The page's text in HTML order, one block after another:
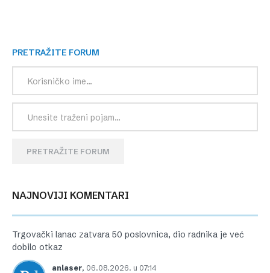
PRETRAŽITE FORUM
PRETRAŽITE FORUM
NAJNOVIJI KOMENTARI
Trgovački lanac zatvara 50 poslovnica, dio radnika je već
dobilo otkaz
anlaser, 06.08.2026. u 07:14